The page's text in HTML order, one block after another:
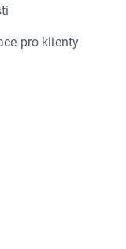
pro klienty